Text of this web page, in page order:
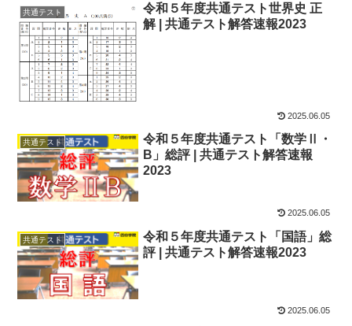
共通テスト
令和５年度共通テスト世界史 正
解 | 共通テスト解答速報2023
2025.06.05
共通テスト
令和５年度共通テスト「数学Ⅱ・
B」総評 | 共通テスト解答速報
2023
2025.06.05
共通テスト
令和５年度共通テスト「国語」総
評 | 共通テスト解答速報2023
2025.06.05